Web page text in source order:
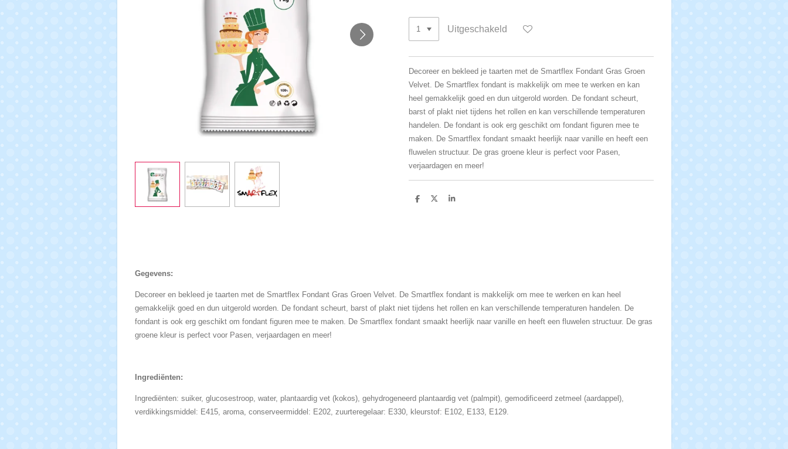
Uitgeschakeld
Decoreer en bekleed je taarten met de Smartflex Fondant Gras Groen
Velvet. De Smartflex fondant is makkelijk om mee te werken en kan
heel gemakkelijk goed en dun uitgerold worden. De fondant scheurt,
barst of plakt niet tijdens het rollen en kan verschillende temperaturen
handelen. De fondant is ook erg geschikt om fondant figuren mee te
maken. De Smartflex fondant smaakt heerlijk naar vanille en heeft een
fluwelen structuur. De gras groene kleur is perfect voor Pasen,
verjaardagen en meer!
D
D
S
Gegevens:
Decoreer en bekleed je taarten met de Smartflex Fondant Gras Groen Velvet. De Smartflex fondant is makkelijk om mee te werken en kan heel
gemakkelijk goed en dun uitgerold worden. De fondant scheurt, barst of plakt niet tijdens het rollen en kan verschillende temperaturen handelen. De
fondant is ook erg geschikt om fondant figuren mee te maken. De Smartflex fondant smaakt heerlijk naar vanille en heeft een fluwelen structuur. De gras
groene kleur is perfect voor Pasen, verjaardagen en meer!
Ingrediënten:
Ingrediënten: suiker, glucosestroop, water, plantaardig vet (kokos), gehydrogeneerd plantaardig vet (palmpit), gemodificeerd zetmeel (aardappel),
verdikkingsmiddel: E415, aroma, conserveermiddel: E202, zuurteregelaar: E330, kleurstof: E102, E133, E129.